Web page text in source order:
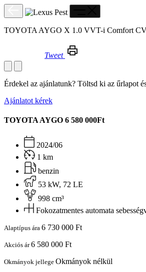
TOYOTA AYGO X 1.0 VVT-i Comfort
Tweet
Érdekel az ajánlatunk? Töltsd ki az űrlapot
Ajánlatot kérek
TOYOTA AYGO 6 580 000Ft
2024/06
1 km
benzin
53 kW, 72 LE
998 cm³
Fokozatmentes automata
Alaptípus ára 6 730 000 Ft
Akciós ár6 580 000 Ft
Okmányok jellege Okmányok nélkül